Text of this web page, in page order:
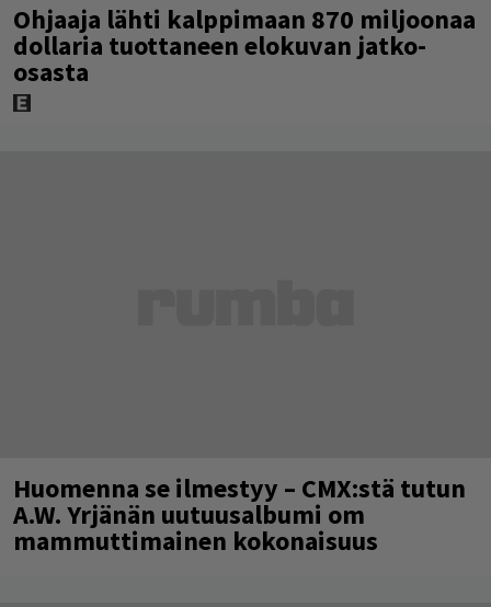
Ohjaaja lähti kalppimaan 870 miljoonaa
dollaria tuottaneen elokuvan jatko-
osasta
Huomenna se ilmestyy – CMX:stä tutun
A.W. Yrjänän uutuusalbumi om
mammuttimainen kokonaisuus